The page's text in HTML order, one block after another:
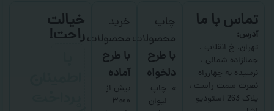
تماس با ما
آدرس:
تهران، خ انقلاب ،
جمالزاده شمالی ،
نرسیده به چهارراه
نصرت سمت راست ،
پلاک 263 استودیو
چاپ
محصولات
با طرح
دلخواه
چاپ
لیوان
خرید
محصولات
با طرح
آماده
بیش از
۳۰۰۰
خیالت
راحت!